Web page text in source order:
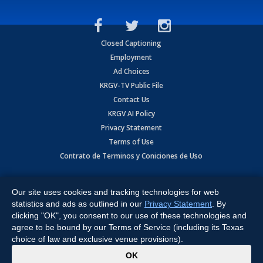
Closed Captioning
Employment
Ad Choices
KRGV-TV Public File
Contact Us
KRGV AI Policy
Privacy Statement
Terms of Use
Contrato de Terminos y Coniciones de Uso
Expressway, Weslaco, TX 78596.
All Rights Reserved. Powered by:Ruby Shore Software
Our site uses cookies and tracking technologies for web
statistics and ads as outlined in our Privacy Statement . By
clicking "OK", you consent to our use of these technologies and
agree to be bound by our Terms of Service (including its Texas
choice of law and exclusive venue provisions).
OK